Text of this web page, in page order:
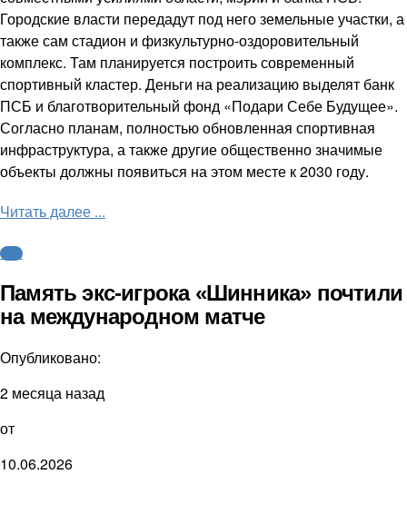
Городские власти передадут под него земельные участки, а
также сам стадион и физкультурно-оздоровительный
комплекс. Там планируется построить современный
спортивный кластер. Деньги на реализацию выделят банк
ПСБ и благотворительный фонд «Подари Себе Будущее».
Согласно планам, полностью обновленная спортивная
инфраструктура, а также другие общественно значимые
объекты должны появиться на этом месте к 2030 году.
Читать далее ...
ФНЛ
Память экс-игрока «Шинника» почтили
на международном матче
Опубликовано:
2 месяца назад
от
10.06.2026